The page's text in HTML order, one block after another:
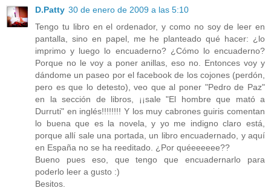
D.Patty 30 de enero de 2009 a las 5:10
Tengo tu libro en el ordenador, y como no soy de leer en
pantalla, sino en papel, me he planteado qué hacer: ¿lo
imprimo y luego lo encuaderno? ¿Cómo lo encuaderno?
Porque no le voy a poner anillas, eso no. Entonces voy y
dándome un paseo por el facebook de los cojones (perdón,
pero es que lo detesto), veo que al poner "Pedro de Paz"
en la sección de libros, ¡¡sale "El hombre que mató a
Durruti" en inglés!!!!!!!! Y los muy cabrones guiris comentan
lo buena que es la novela, y yo me indigno claro está,
porque allí sale una portada, un libro encuadernado, y aquí
en España no se ha reeditado. ¿Por quéeeeeee??
Bueno pues eso, que tengo que encuadernarlo para
poderlo leer a gusto :)
Besitos.